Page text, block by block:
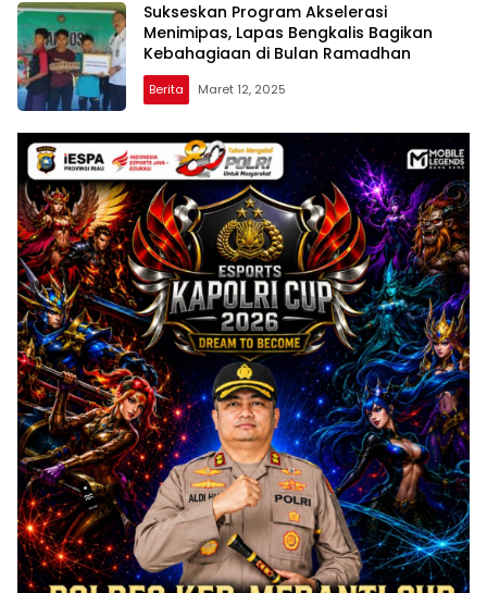
Sukseskan Program Akselerasi
Menimipas, Lapas Bengkalis Bagikan
Kebahagiaan di Bulan Ramadhan
Berita Maret 12, 2025